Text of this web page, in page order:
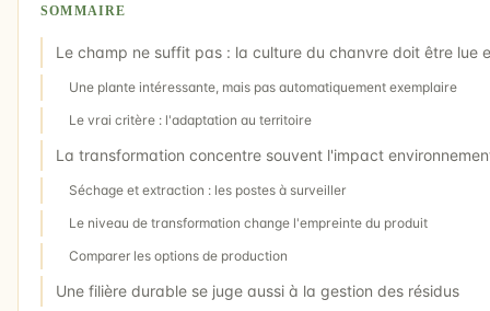
SOMMAIRE
Le champ ne suffit pas : la culture du chanvre doit être lue
Une plante intéressante, mais pas automatiquement exemplaire
Le vrai critère : l'adaptation au territoire
La transformation concentre souvent l'impact
Séchage et extraction : les postes à surveiller
Le niveau de transformation change l'empreinte du produit
Comparer les options de production
Une filière durable se juge aussi à la gestion des résidus